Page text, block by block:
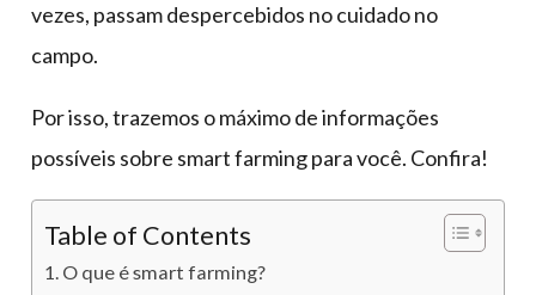
vezes, passam despercebidos no cuidado no
campo.
Por isso, trazemos o máximo de informações
possíveis sobre smart farming para você. Confira!
Table of Contents
O que é smart farming?